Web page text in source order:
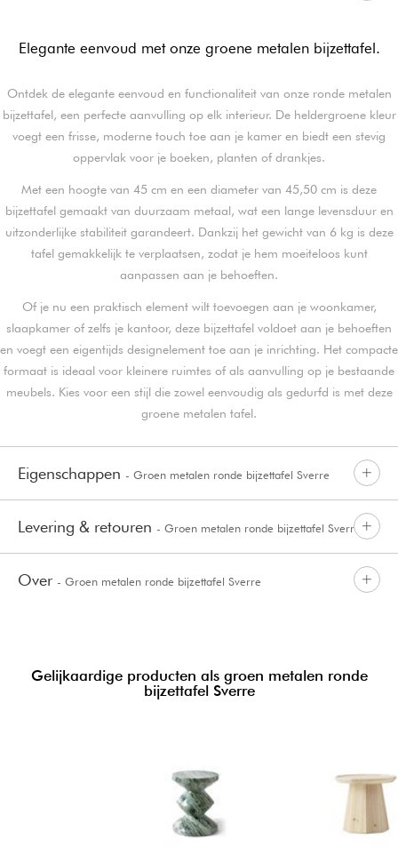
Elegante eenvoud met onze groene metalen bijzettafel.
Ontdek de elegante eenvoud en functionaliteit van onze ronde metalen
bijzettafel, een perfecte aanvulling op elk interieur. De heldergroene kleur
voegt een frisse, moderne touch toe aan je kamer en biedt een stevig
oppervlak voor je boeken, planten of drankjes.
Met een hoogte van 45 cm en een diameter van 45,50 cm is deze
bijzettafel gemaakt van duurzaam metaal, wat een lange levensduur en
uitzonderlijke stabiliteit garandeert. Dankzij het gewicht van 6 kg is deze
tafel gemakkelijk te verplaatsen, zodat je hem moeiteloos kunt
aanpassen aan je behoeften.
Of je nu een praktisch element wilt toevoegen aan je woonkamer,
slaapkamer of zelfs je kantoor, deze bijzettafel voldoet aan je behoeften
en voegt een eigentijds designelement toe aan je inrichting. Het compacte
formaat is ideaal voor kleinere ruimtes of als aanvulling op je bestaande
meubels. Kies voor een stijl die zowel eenvoudig als gedurfd is met deze
groene metalen tafel.
Eigenschappen - Groen metalen ronde bijzettafel Sverre
Levering & retouren - Groen metalen ronde bijzettafel Sverre
Over - Groen metalen ronde bijzettafel Sverre
Gelijkaardige producten als groen metalen ronde
bijzettafel Sverre